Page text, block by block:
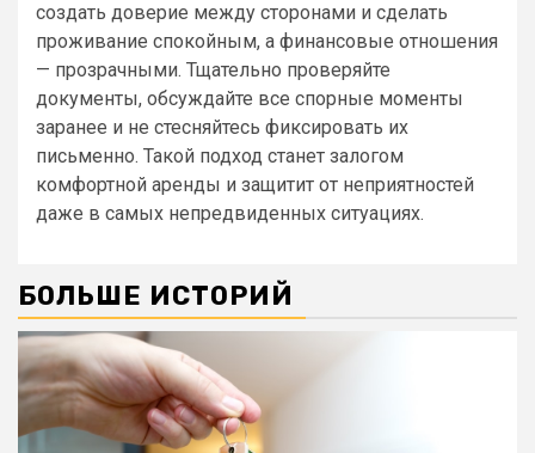
создать доверие между сторонами и сделать
проживание спокойным, а финансовые отношения
— прозрачными. Тщательно проверяйте
документы, обсуждайте все спорные моменты
заранее и не стесняйтесь фиксировать их
письменно. Такой подход станет залогом
комфортной аренды и защитит от неприятностей
даже в самых непредвиденных ситуациях.
БОЛЬШЕ ИСТОРИЙ